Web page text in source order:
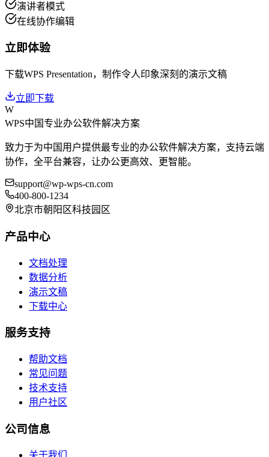
演讲者模式
在线协作编辑
立即体验
下载WPS Presentation，制作令人印象深刻的演示文稿
立即下载
W
WPS中国专业办公软件解决方案
致力于为中国用户提供最专业的办公软件解决方案，支持云端
协作，全平台兼容，让办公更高效、更智能。
support@wp-wps-cn.com
400-800-1234
北京市朝阳区科技园区
产品中心
文档处理
数据分析
演示文稿
下载中心
服务支持
帮助文档
常见问题
技术支持
用户社区
公司信息